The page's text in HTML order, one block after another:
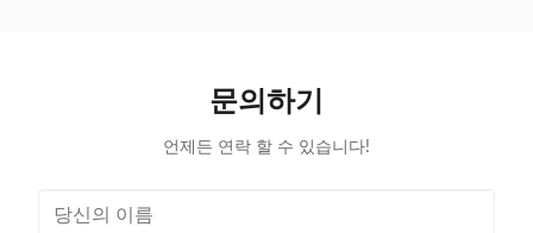
문의하기
언제든 연락 할 수 있습니다!